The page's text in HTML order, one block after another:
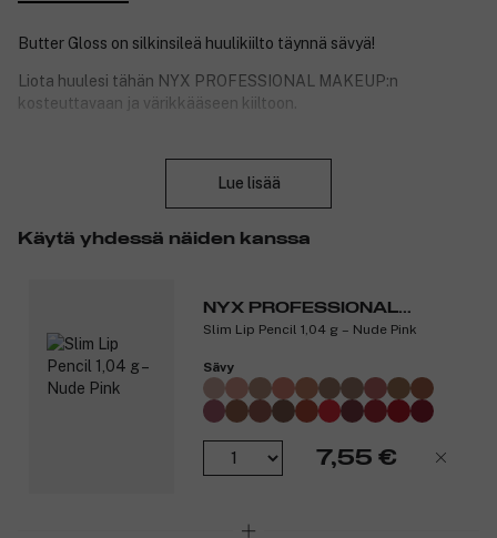
Butter Gloss on silkinsileä huulikiilto täynnä sävyä!
Liota huulesi tähän NYX PROFESSIONAL MAKEUP:n
kosteuttavaan ja värikkääseen kiiltoon.
Lue lisää
Käytä yhdessä näiden kanssa
NYX PROFESSIONAL
MAKEUP
Slim Lip Pencil 1,04 g – Nude Pink
Sävy
7,55 €